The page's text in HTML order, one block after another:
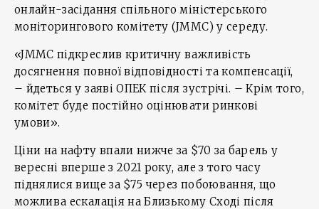
онлайн-засідання спільного міністерського
моніторингового комітету (JMMC) у середу.
«JMMC підкреслив критичну важливість
досягнення повної відповідності та компенсації,
– йдеться у заяві ОПЕК після зустрічі. – Крім того,
комітет буде постійно оцінювати ринкові
умови».
Ціни на нафту впали нижче за $70 за барель у
вересні вперше з 2021 року, але з того часу
піднялися вище за $75 через побоювання, що
можлива ескалація на Близькому Сході після